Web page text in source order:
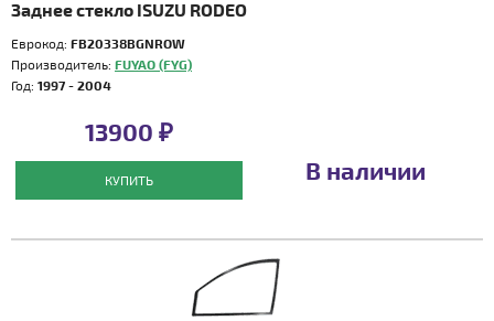
Заднее стекло ISUZU RODEO
Еврокод: FB20338BGNROW
Производитель: FUYAO (FYG)
Год: 1997 - 2004
13900 ₽
КУПИТЬ В наличии